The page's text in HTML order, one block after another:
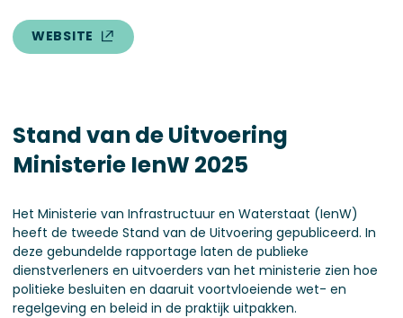
WEBSITE
Stand van de Uitvoering
Ministerie IenW 2025
Het Ministerie van Infrastructuur en Waterstaat (IenW)
heeft de tweede Stand van de Uitvoering gepubliceerd. In
deze gebundelde rapportage laten de publieke
dienstverleners en uitvoerders van het ministerie zien hoe
politieke besluiten en daaruit voortvloeiende wet- en
regelgeving en beleid in de praktijk uitpakken.